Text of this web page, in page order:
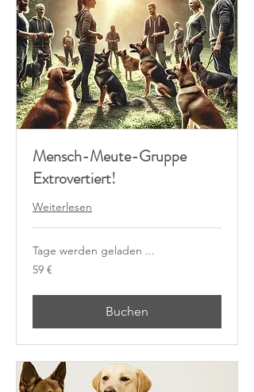
Mensch-Meute-Gruppe
Extrovertiert!
Weiterlesen
Tage werden geladen ...
59
Euro
59 €
Buchen